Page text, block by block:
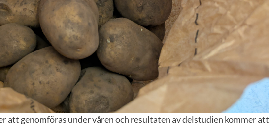
att genomföras under våren och resultaten av delstudien kommer att